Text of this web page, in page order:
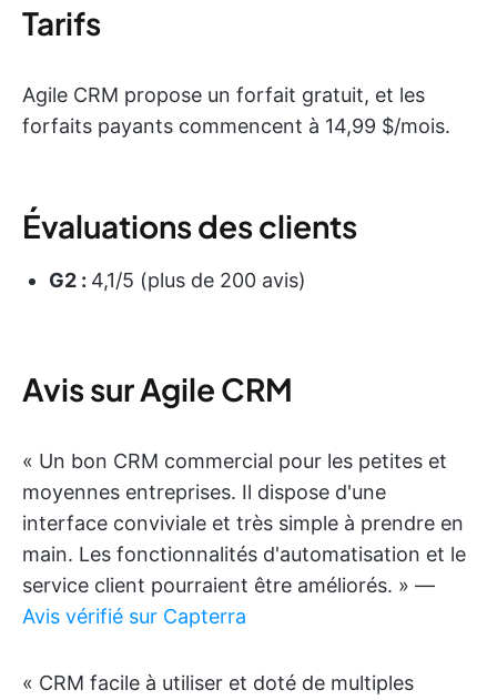
Tarifs
Agile CRM propose un forfait gratuit, et les
forfaits payants commencent à 14,99 $/mois.
Évaluations des clients
G2 : 4,1/5 (plus de 200 avis)
Avis sur Agile CRM
« Un bon CRM commercial pour les petites et
moyennes entreprises. Il dispose d'une
interface conviviale et très simple à prendre en
main. Les fonctionnalités d'automatisation et le
service client pourraient être améliorés. » —
Avis vérifié sur Capterra
« CRM facile à utiliser et doté de multiples